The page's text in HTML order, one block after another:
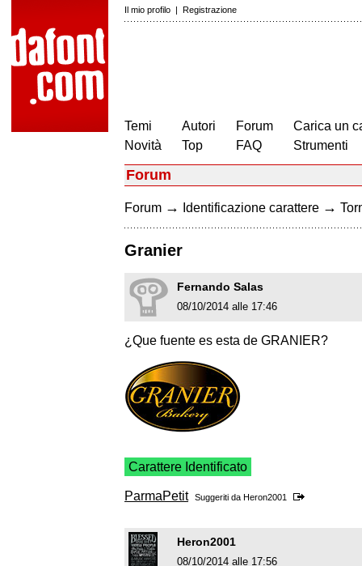
Il mio profilo | Registrazione
Temi
Novità
Autori
Top
Forum
FAQ
Carica un
Strumenti
Forum
Forum → Identificazione carattere →
Granier
Fernando Salas
08/10/2014 alle 17:46
¿Que fuente es esta de GRANIER?
Carattere Identificato
ParmaPetit Suggeriti da Heron2001
Heron2001
08/10/2014 alle 17:56